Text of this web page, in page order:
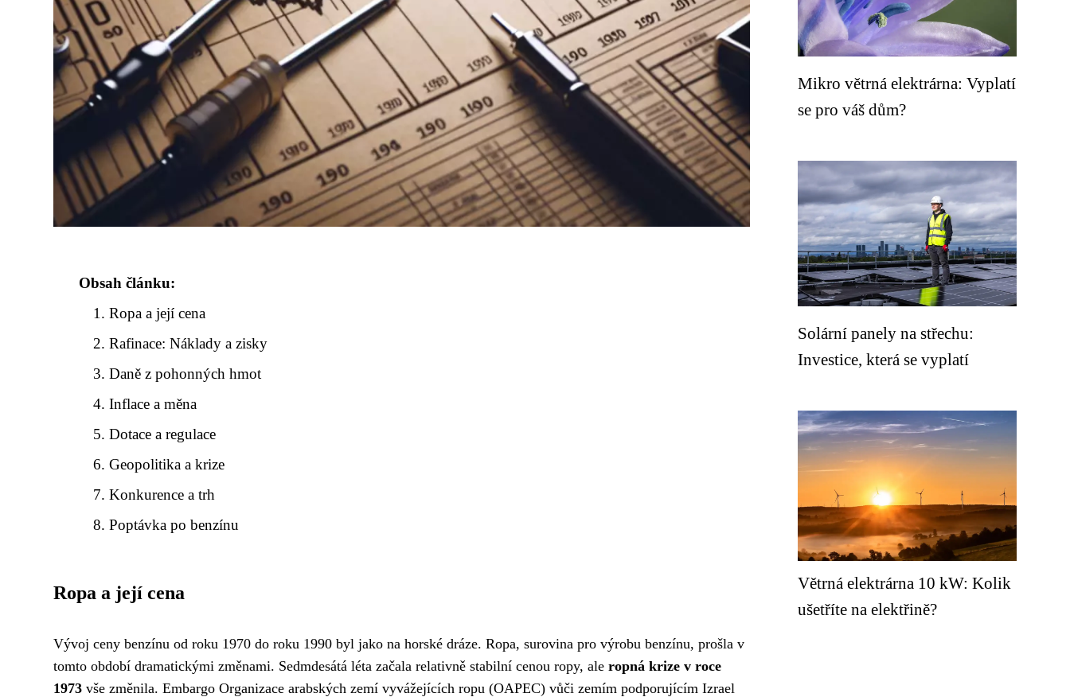
Obsah článku:
Ropa a její cena
Rafinace: Náklady a zisky
Daně z pohonných hmot
Inflace a měna
Dotace a regulace
Geopolitika a krize
Konkurence a trh
Poptávka po benzínu
Ropa a její cena
Vývoj ceny benzínu od roku 1970 do roku 1990 byl jako na horské dráze. Ropa, surovina pro výrobu benzínu, prošla v
tomto období dramatickými změnami. Sedmdesátá léta začala relativně stabilní cenou ropy, ale ropná krize v roce
1973 vše změnila. Embargo Organizace arabských zemí vyvážejících ropu (OAPEC) vůči zemím podporujícím Izrael
Mikro větrná elektrárna: Vyplatí
se pro váš dům?
Solární panely na střechu:
Investice, která se vyplatí
Větrná elektrárna 10 kW: Kolik
ušetříte na elektřině?